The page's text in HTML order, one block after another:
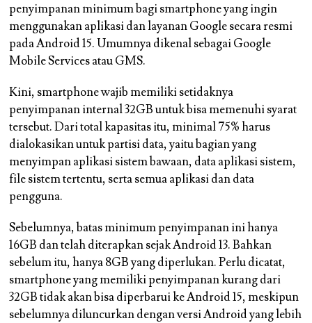
penyimpanan minimum bagi smartphone yang ingin
menggunakan aplikasi dan layanan Google secara resmi
pada Android 15. Umumnya dikenal sebagai Google
Mobile Services atau GMS.
Kini, smartphone wajib memiliki setidaknya
penyimpanan internal 32GB untuk bisa memenuhi syarat
tersebut. Dari total kapasitas itu, minimal 75% harus
dialokasikan untuk partisi data, yaitu bagian yang
menyimpan aplikasi sistem bawaan, data aplikasi sistem,
file sistem tertentu, serta semua aplikasi dan data
pengguna.
Sebelumnya, batas minimum penyimpanan ini hanya
16GB dan telah diterapkan sejak Android 13. Bahkan
sebelum itu, hanya 8GB yang diperlukan. Perlu dicatat,
smartphone yang memiliki penyimpanan kurang dari
32GB tidak akan bisa diperbarui ke Android 15, meskipun
sebelumnya diluncurkan dengan versi Android yang lebih